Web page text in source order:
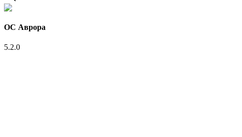
ОС Аврора
5.2.0